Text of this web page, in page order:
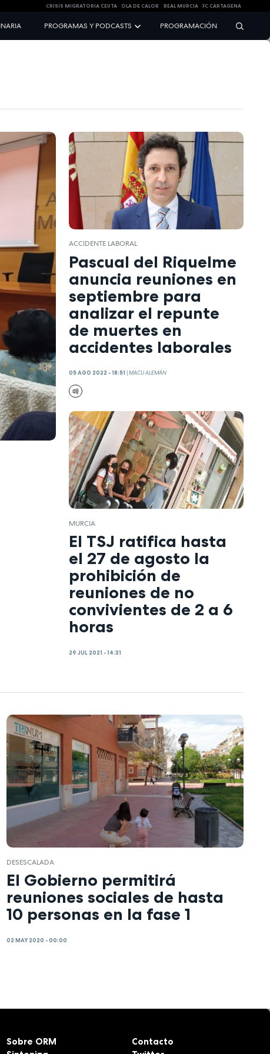
CRISIS MIGRATORIA CEUTA OLA DE CALOR REAL MURCIA FC CARTAGENA
PROGRAMAS Y PODCASTS PROGRAMACIÓN
ACCIDENTE LABORAL
Pascual del Riquelme
anuncia reuniones en
septiembre para
analizar el repunte
de muertes en
accidentes laborales
05 AGO 2022 - 18:51 |MACU ALEMÁN
MURCIA
El TSJ ratifica hasta
el 27 de agosto la
prohibición de
reuniones de no
convivientes de 2 a 6
horas
29 JUL 2021 - 14:31
DESESCALADA
El Gobierno permitirá
reuniones sociales de hasta
10 personas en la fase 1
02 MAY 2020 - 00:00
Sobre ORM
Contacto